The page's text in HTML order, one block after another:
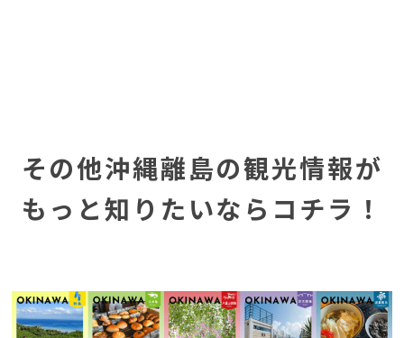
その他沖縄離島の観光情報が
もっと知りたいならコチラ！